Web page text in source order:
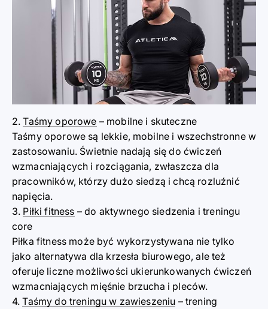
2.Taśmy oporowe – mobilne i skuteczne
Taśmy oporowe są lekkie, mobilne i wszechstronne w
zastosowaniu. Świetnie nadają się do ćwiczeń
wzmacniających i rozciągania, zwłaszcza dla
pracowników, którzy dużo siedzą i chcą rozluźnić
napięcia.
3. Piłki fitness – do aktywnego siedzenia i treningu
core
Piłka fitness może być wykorzystywana nie tylko
jako alternatywa dla krzesła biurowego, ale też
oferuje liczne możliwości ukierunkowanych ćwiczeń
wzmacniających mięśnie brzucha i pleców.
4.Taśmy do treningu w zawieszeniu – trening